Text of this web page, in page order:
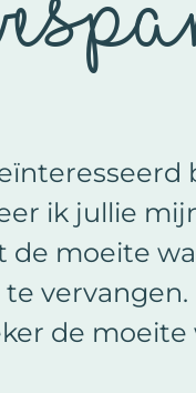
ik jullie
de moeite
vervangen.
de moeite